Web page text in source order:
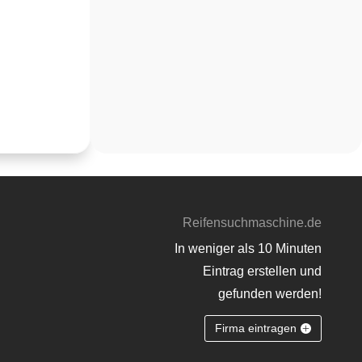
Reifensuchmaschine.de
In weniger als 10 Minuten
Eintrag erstellen und
gefunden werden!
Firma eintragen